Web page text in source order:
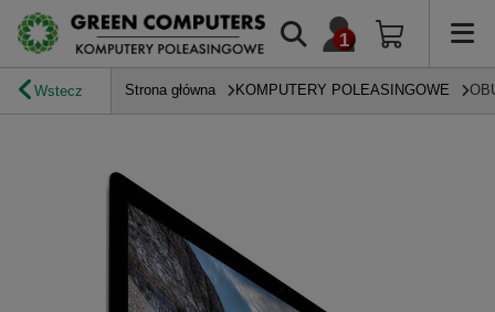
Wstecz Strona główna KOMPUTERY POLEASINGOWE